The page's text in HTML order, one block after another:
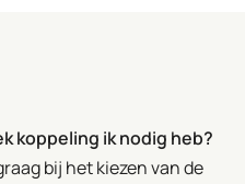
koppeling ik nodig heb?
bij het kiezen van de